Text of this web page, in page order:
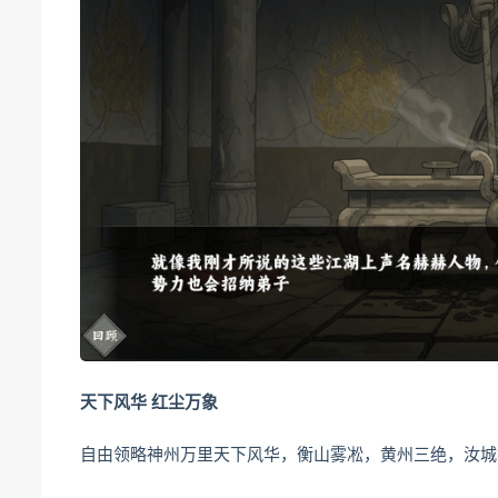
天下风华 红尘万象
自由领略神州万里天下风华，衡山雾凇，黄州三绝，汝